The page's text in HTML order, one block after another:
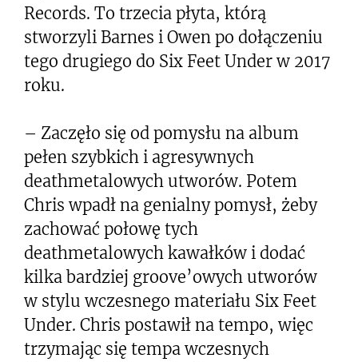
Records. To trzecia płyta, którą
stworzyli Barnes i Owen po dołączeniu
tego drugiego do Six Feet Under w 2017
roku.
– Zaczęło się od pomysłu na album
pełen szybkich i agresywnych
deathmetalowych utworów. Potem
Chris wpadł na genialny pomysł, żeby
zachować połowę tych
deathmetalowych kawałków i dodać
kilka bardziej groove’owych utworów
w stylu wczesnego materiału Six Feet
Under. Chris postawił na tempo, więc
trzymając się tempa wczesnych